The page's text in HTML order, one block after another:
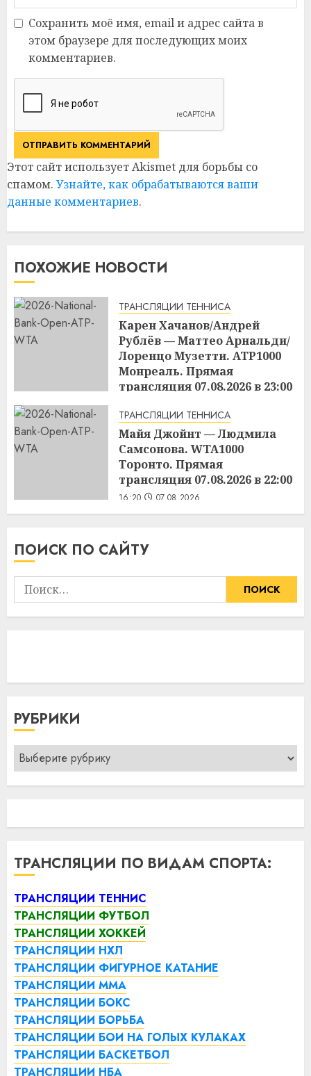
Сохранить моё имя, email и адрес сайта в
этом браузере для последующих моих
комментариев.
Этот сайт использует Akismet для борьбы со
спамом. Узнайте, как обрабатываются ваши
данные комментариев.
ПОХОЖИЕ НОВОСТИ
ТРАНСЛЯЦИИ ТЕННИСА
Карен Хачанов/Андрей
Рублёв — Маттео Арнальди/
Лоренцо Музетти. ATP1000
Монреаль. Прямая
трансляция 07.08.2026 в 23:00
ТРАНСЛЯЦИИ ТЕННИСА
Майя Джойнт — Людмила
Самсонова. WTA1000
Торонто. Прямая
трансляция 07.08.2026 в 22:00
16:20 07.08.2026
ПОИСК ПО САЙТУ
Найти:
РУБРИКИ
Рубрики
ТРАНСЛЯЦИИ ПО ВИДАМ СПОРТА:
ТРАНСЛЯЦИИ ТЕННИС
ТРАНСЛЯЦИИ ФУТБОЛ
ТРАНСЛЯЦИИ ХОККЕЙ
ТРАНСЛЯЦИИ НХЛ
ТРАНСЛЯЦИИ ФИГУРНОЕ КАТАНИЕ
ТРАНСЛЯЦИИ ММА
ТРАНСЛЯЦИИ БОКС
ТРАНСЛЯЦИИ БОРЬБА
ТРАНСЛЯЦИИ БОИ НА ГОЛЫХ КУЛАКАХ
ТРАНСЛЯЦИИ БАСКЕТБОЛ
ТРАНСЛЯЦИИ НБА